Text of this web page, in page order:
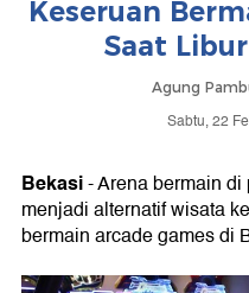
Keseruan
Saat
Agung
Sabtu, 22
Bekasi- Arena bermain
menjadi alternatif wisata
bermain arcade games di